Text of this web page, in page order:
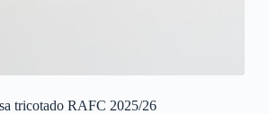
tricotado RAFC 2025/26